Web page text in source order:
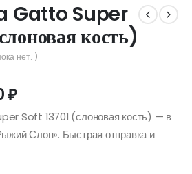
Gatto Super
кость)
нет. )
₽
Soft 13701 (слоновая кость) — в
Слон». Быстрая отправка и